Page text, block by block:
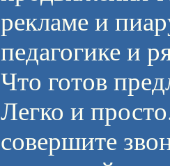
рекламе и
педагогике и
Что готов
Легко и
совершите